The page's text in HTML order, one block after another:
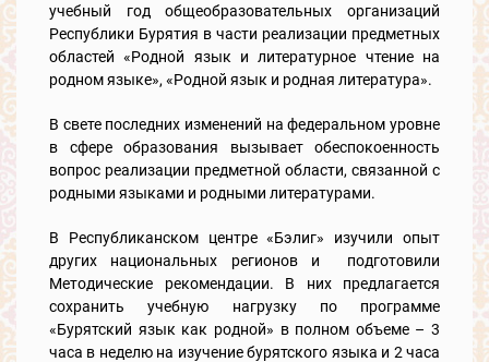
учебный год общеобразовательных организаций
Республики Бурятия в части реализации предметных
областей «Родной язык и литературное чтение на
родном языке», «Родной язык и родная литература».
В свете последних изменений на федеральном уровне
в сфере образования вызывает обеспокоенность
вопрос реализации предметной области, связанной с
родными языками и родными литературами.
В Республиканском центре «Бэлиг» изучили опыт
других национальных регионов и подготовили
Методические рекомендации. В них предлагается
сохранить учебную нагрузку по программе
«Бурятский язык как родной» в полном объеме – 3
часа в неделю на изучение бурятского языка и 2 часа